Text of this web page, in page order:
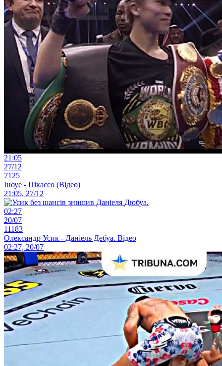
21:05
27/12
7125
Іноуе - Пікассо (Відео)
21:05, 27/12
02:27
20/07
11183
Олександр Усик - Даніель Дебуа. Відео
02:27, 20/07